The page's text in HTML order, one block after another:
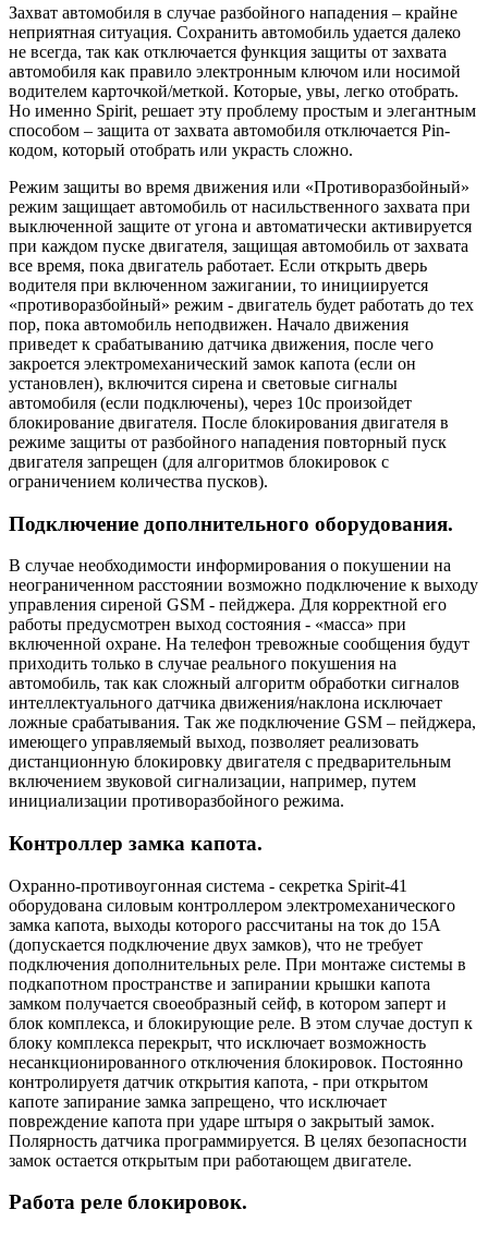
Захват автомобиля в случае разбойного нападения – крайне
неприятная ситуация. Сохранить автомобиль удается далеко
не всегда, так как отключается функция защиты от захвата
автомобиля как правило электронным ключом или носимой
водителем карточкой/меткой. Которые, увы, легко отобрать.
Но именно Spirit, решает эту проблему простым и элегантным
способом – защита от захвата автомобиля отключается Pin-
кодом, который отобрать или украсть сложно.
Режим защиты во время движения или «Противоразбойный»
режим защищает автомобиль от насильственного захвата при
выключенной защите от угона и автоматически активируется
при каждом пуске двигателя, защищая автомобиль от захвата
все время, пока двигатель работает. Если открыть дверь
водителя при включенном зажигании, то инициируется
«противоразбойный» режим - двигатель будет работать до тех
пор, пока автомобиль неподвижен. Начало движения
приведет к срабатыванию датчика движения, после чего
закроется электромеханический замок капота (если он
установлен), включится сирена и световые сигналы
автомобиля (если подключены), через 10с произойдет
блокирование двигателя. После блокирования двигателя в
режиме защиты от разбойного нападения повторный пуск
двигателя запрещен (для алгоритмов блокировок с
ограничением количества пусков).
Подключение дополнительного оборудования.
В случае необходимости информирования о покушении на
неограниченном расстоянии возможно подключение к выходу
управления сиреной GSM - пейджера. Для корректной его
работы предусмотрен выход состояния - «масса» при
включенной охране. На телефон тревожные сообщения будут
приходить только в случае реального покушения на
автомобиль, так как сложный алгоритм обработки сигналов
интеллектуального датчика движения/наклона исключает
ложные срабатывания. Так же подключение GSM – пейджера,
имеющего управляемый выход, позволяет реализовать
дистанционную блокировку двигателя с предварительным
включением звуковой сигнализации, например, путем
инициализации противоразбойного режима.
Контроллер замка капота.
Охранно-противоугонная система - секретка Spirit-41
оборудована силовым контроллером электромеханического
замка капота, выходы которого рассчитаны на ток до 15А
(допускается подключение двух замков), что не требует
подключения дополнительных реле. При монтаже системы в
подкапотном пространстве и запирании крышки капота
замком получается своеобразный сейф, в котором заперт и
блок комплекса, и блокирующие реле. В этом случае доступ к
блоку комплекса перекрыт, что исключает возможность
несанкционированного отключения блокировок. Постоянно
контролируетя датчик открытия капота, - при открытом
капоте запирание замка запрещено, что исключает
повреждение капота при ударе штыря о закрытый замок.
Полярность датчика программируется. В целях безопасности
замок остается открытым при работающем двигателе.
Работа реле блокировок.